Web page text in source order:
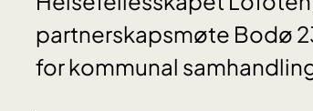
partnerskapsmøte Bodø
for kommunal